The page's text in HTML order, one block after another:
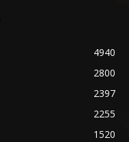
4940
2800
2397
2255
1520